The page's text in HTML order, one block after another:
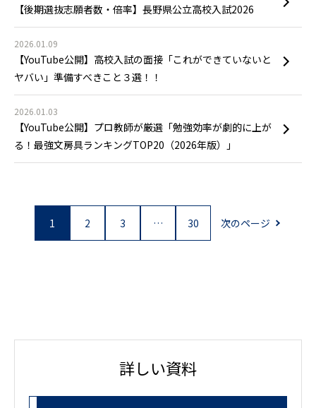
【後期選抜志願者数・倍率】長野県公立高校入試2026
2026.01.09
【YouTube公開】高校入試の面接「これができていないと
ヤバい」準備すべきこと３選！！
2026.01.03
【YouTube公開】プロ教師が厳選「勉強効率が劇的に上が
る！最強文房具ランキングTOP20（2026年版）」
1 2 3 … 30 次のページ
詳しい資料